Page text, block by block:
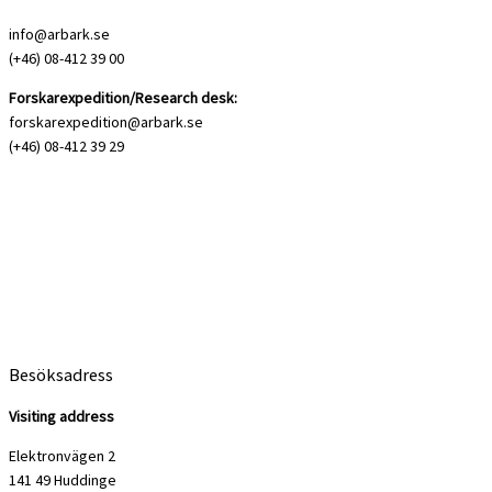
info@arbark.se
(+46) 08-412 39 00
Forskarexpedition/Research desk:
forskarexpedition@arbark.se
(+46) 08-412 39 29
Besöksadress
Visiting address
Elektronvägen 2
141 49 Huddinge